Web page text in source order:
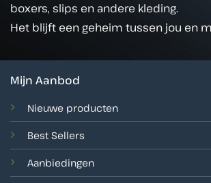
boxers, slips en andere kleding.
Het blijft een geheim tussen jou en
Mijn Aanbod
Nieuwe producten
Best Sellers
Aanbiedingen